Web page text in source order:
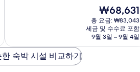
매
우
훌
현
재
요
금
₩68,631
₩68,631
총 요금: ₩83,043
세금 및 수수료 포함
9월 3일 ~ 9월 4일
한 숙박 시설 비교하기